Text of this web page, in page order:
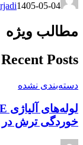
1405-05-04
مطالب ویژه
Recent Posts
دسته‌بندی نشده
خوردگی ترش در